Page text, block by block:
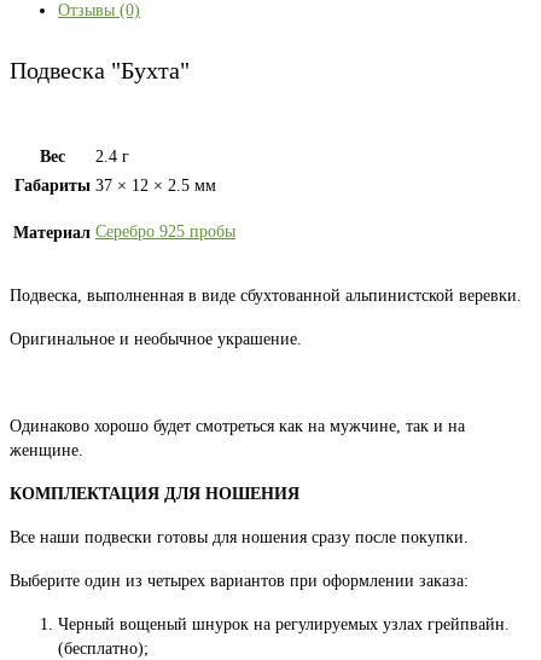
Отзывы (0)
Подвеска "Бухта"
Вес
2.4 г
Габариты 37 × 12 × 2.5 мм
Материал Серебро 925 пробы
Подвеска, выполненная в виде сбухтованной альпинистской веревки.
Оригинальное и необычное украшение.
Одинаково хорошо будет смотреться как на мужчине, так и на
женщине.
КОМПЛЕКТАЦИЯ ДЛЯ НОШЕНИЯ
Все наши подвески готовы для ношения сразу после покупки.
Выберите один из четырех вариантов при оформлении заказа:
Черный вощеный шнурок на регулируемых узлах грейпвайн.
(бесплатно);